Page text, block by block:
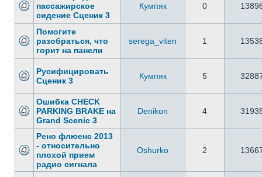
пассажирское
сидение Сценик 3
Кумпяк 0
Помогите
разобраться, что
горит на панели
serega_viten 1
Русифицировать
Сценик 3
Кумпяк 5
Ошибка CHECK
PARKING BRAKE на
Grand Scenic 3
Denikon 4
Рено флюенс 2013
- относительно
плохой прием
радио сигнала
Oshurko 2